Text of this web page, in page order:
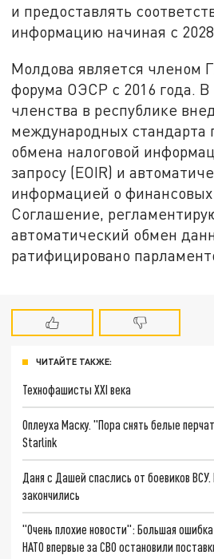
и предоставлять
информацию начиная с
Молдова является членом
форума ОЭСР с 2016 года. В
членства в республике
международных стандарта
обмена налоговой
запросу (EOIR) и
информацией о финансовых
Соглашение,
автоматический обмен
ратифицировано
ЧИТАЙТЕ ТАКЖЕ:
Технофашисты XXI века
Оплеуха Маску. "Пора снять белые
Starlink
Даня с Дашей спаслись от боевиков
закончились
"Очень плохие новости": Большая
НАТО впервые за СВО остановили